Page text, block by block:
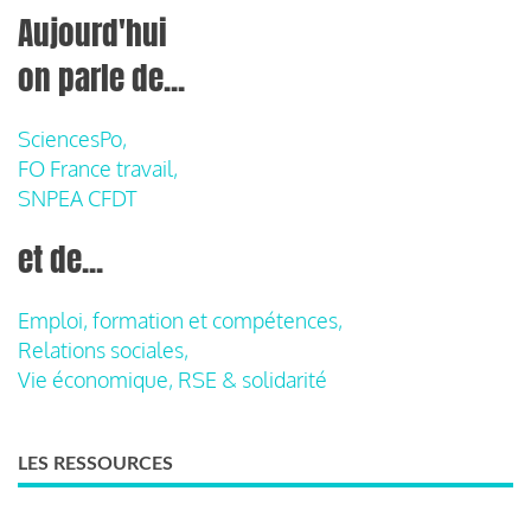
Aujourd'hui
on parle de...
SciencesPo,
FO France travail,
SNPEA CFDT
et de...
Emploi, formation et compétences,
Relations sociales,
Vie économique, RSE & solidarité
LES RESSOURCES